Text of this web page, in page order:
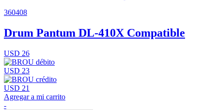
360408
Drum Pantum DL-410X Compatible
USD 26
USD 23
USD 21
Agregar a mi carrito
-